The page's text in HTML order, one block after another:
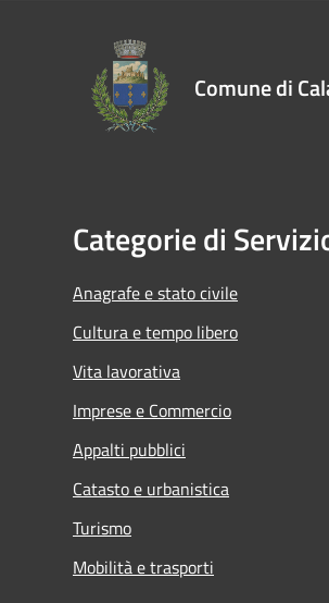
Comune di
Categorie di
Anagrafe e stato civile
Cultura e tempo libero
Vita lavorativa
Imprese e Commercio
Appalti pubblici
Catasto e urbanistica
Turismo
Mobilità e trasporti